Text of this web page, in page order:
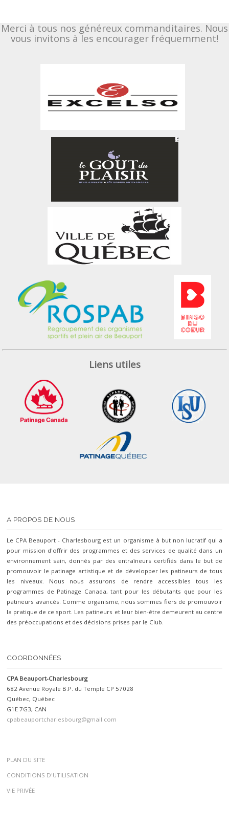
Merci à tous nos généreux commanditaires. Nous
vous invitons à les encourager fréquemment!
Liens utiles
A PROPOS DE NOUS
Le CPA Beauport - Charlesbourg est un organisme à but non lucratif qui a
pour mission d'offrir des programmes et des services de qualité dans un
environnement sain, donnés par des entraîneurs certifiés dans le but de
promouvoir le patinage artistique et de développer les patineurs de tous
les niveaux. Nous nous assurons de rendre accessibles tous les
programmes de Patinage Canada, tant pour les débutants que pour les
patineurs avancés. Comme organisme, nous sommes fiers de promouvoir
la pratique de ce sport. Les patineurs et leur bien-être demeurent au centre
des préoccupations et des décisions prises par le Club.
COORDONNÉES
CPA Beauport-Charlesbourg
682 Avenue Royale B.P. du Temple CP 57028
Québec, Québec
G1E 7G3, CAN
cpabeauportcharlesbourg@gmail.com
PLAN DU SITE
CONDITIONS D'UTILISATION
VIE PRIVÉE